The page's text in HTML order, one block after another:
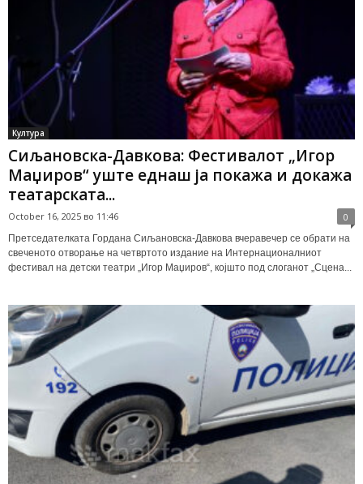
Култура
Сиљановска-Давкова: Фестивалот „Игор
Маџиров“ уште еднаш ја покажа и докажа
театарската...
October 16, 2025 во 11:46 0
Претседателката Гордана Сиљановска-Давкова вчеравечер се обрати на
свеченото отворање на четвртото издание на Интернационалниот
фестивал на детски театри „Игор Маџиров“, којшто под слоганот „Сцена...